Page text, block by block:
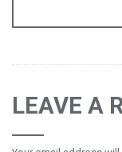
LEAVE A